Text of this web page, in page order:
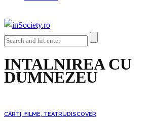
INTALNIREA CU
DUMNEZEU
CĂRTI, FILME, TEATRUDISCOVER